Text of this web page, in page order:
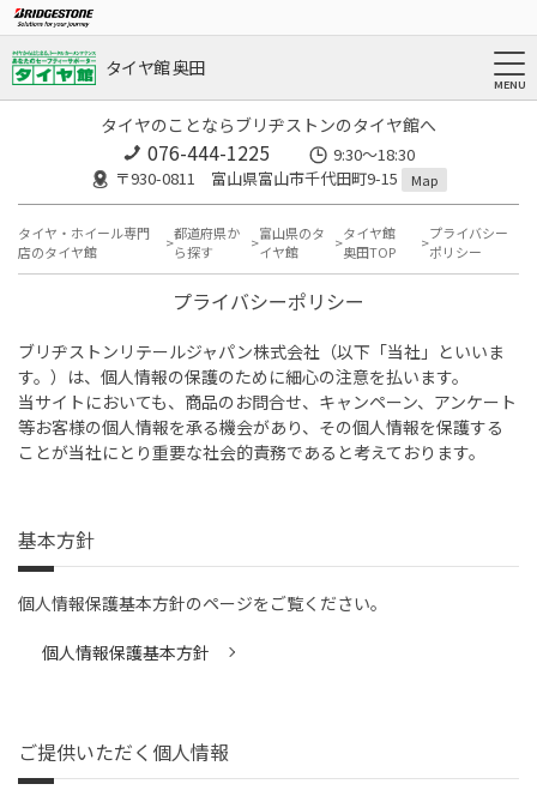
タイヤ館 奥田
タイヤのことならブリヂストンのタイヤ館へ
076-444-1225
9:30～18:30
〒930-0811 富山県富山市千代田町9-15
Map
タイヤ・ホイール専門
店のタイヤ館
都道府県か
ら探す
富山県のタ
イヤ館
タイヤ館
奥田TOP
プライバシー
ポリシー
プライバシーポリシー
ブリヂストンリテールジャパン株式会社（以下「当社」といいま
す。）は、個人情報の保護のために細心の注意を払います。
当サイトにおいても、商品のお問合せ、キャンペーン、アンケート
等お客様の個人情報を承る機会があり、その個人情報を保護する
ことが当社にとり重要な社会的責務であると考えております。
基本方針
個人情報保護基本方針のページをご覧ください。
個人情報保護基本方針
ご提供いただく個人情報